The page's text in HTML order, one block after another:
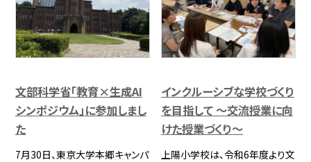
文部科学省「教育×生成AI
シンポジウム」に参加しまし
た
7月30日、東京大学本郷キャンパ
インクルーシブな学校づくり
を目指して ～交流授業に向
けた授業づくり～
上陽小学校は、令和6年度より文